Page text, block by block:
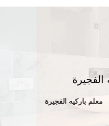
الفجيرة
معلم باركيه الفجيرة